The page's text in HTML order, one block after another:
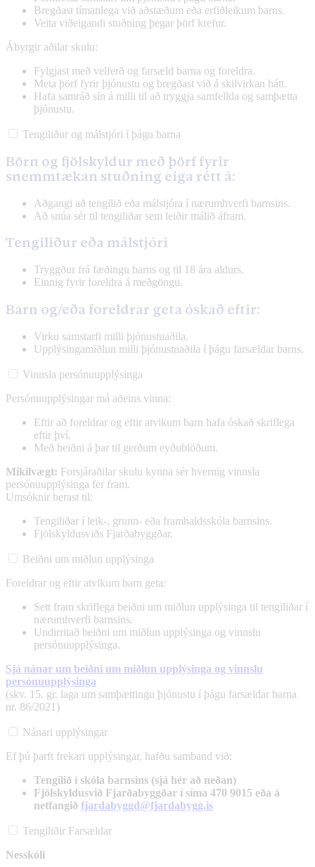
Bregðast tímanlega við aðstæðum eða erfiðleikum barns.
Veita viðeigandi stuðning þegar þörf krefur.
Ábyrgir aðilar skulu:
Fylgjast með velferð og farsæld barna og foreldra.
Meta þörf fyrir þjónustu og bregðast við á skilvirkan hátt.
Hafa samráð sín á milli til að tryggja samfellda og samþætta
þjónustu.
Tengiliður og málstjóri í þágu barna
Börn og fjölskyldur með þörf fyrir
snemmtækan stuðning eiga rétt á:
Aðgangi að tengilið eða málstjóra í nærumhverfi barnsins.
Að snúa sér til tengiliðar sem leiðir málið áfram.
Tengiliður eða málstjóri
Tryggður frá fæðingu barns og til 18 ára aldurs.
Einnig fyrir foreldra á meðgöngu.
Barn og/eða foreldrar geta óskað eftir:
Virku samstarfi milli þjónustuaðila.
Upplýsingamiðlun milli þjónustuaðila í þágu farsældar barns.
Vinnsla persónuupplýsinga
Persónuupplýsingar má aðeins vinna:
Eftir að foreldrar og eftir atvikum barn hafa óskað skriflega
eftir því.
Með beiðni á þar til gerðum eyðublöðum.
Mikilvægt: Forsjáraðilar skulu kynna sér hvernig vinnsla
persónuupplýsinga fer fram.
Umsóknir berast til:
Tengiliðar í leik-, grunn- eða framhaldsskóla barnsins.
Fjölskyldusviðs Fjarðabyggðar.
Beiðni um miðlun upplýsinga
Foreldrar og eftir atvikum barn geta:
Sett fram skriflega beiðni um miðlun upplýsinga til tengiliðar í
nærumhverfi barnsins.
Undirritað beiðni um miðlun upplýsinga og vinnslu
persónuupplýsinga.
Sjá nánar um beiðni um miðlun upplýsinga og vinnslu
persónuupplýsinga
(skv. 15. gr. laga um samþættingu þjónustu í þágu farsældar barna
nr. 86/2021)
Nánari upplýsingar
Ef þú þarft frekari upplýsingar, hafðu samband við:
Tengilið í skóla barnsins (sjá hér að neðan)
Fjölskyldusvið Fjarðabyggðar í síma 470 9015 eða á
netfangið fjardabyggd@fjardabygg.is
Tengiliðir Farsældar
Nesskóli